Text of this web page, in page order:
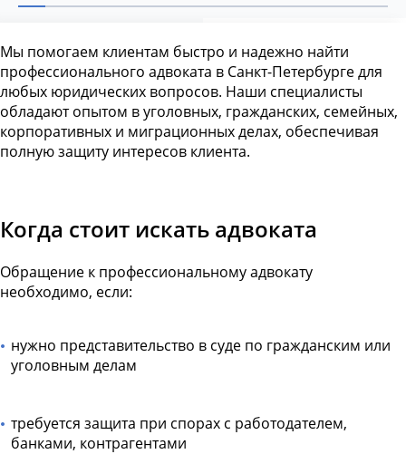
Мы помогаем клиентам быстро и надежно найти
профессионального адвоката в Санкт-Петербурге для
любых юридических вопросов. Наши специалисты
обладают опытом в уголовных, гражданских, семейных,
корпоративных и миграционных делах, обеспечивая
полную защиту интересов клиента.
Когда стоит искать адвоката
Обращение к профессиональному адвокату
необходимо, если:
нужно представительство в суде по гражданским или
уголовным делам
требуется защита при спорах с работодателем,
банками, контрагентами